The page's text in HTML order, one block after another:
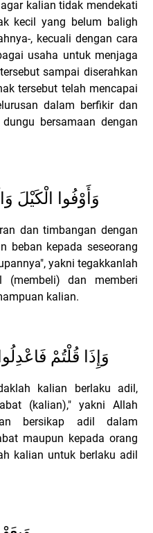
kalian tidak mendekati
kecil yang belum baligh
, kecuali dengan cara
usaha untuk menjaga
sampai diserahkan
tersebut telah mencapai
dalam berfikir dan
bersamaan dengan
وَأَوْفُوا الْكَيْلَ
dan timbangan dengan
beban kepada seseorang
yakni tegakkanlah
(membeli) dan memberi
kalian.
وَإِذَا قُلْتُمْ
kalian berlaku adil,
(kalian)," yakni Allah
bersikap adil dalam
maupun kepada orang
kalian untuk berlaku adil